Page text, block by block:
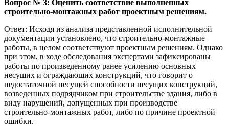
Вопрос № 3: Оценить соответствие выполненных
строительно-монтажных работ проектным решениям.
Ответ: Исходя из анализа представленной исполнительной
документации установлено, что строительно-монтажные
работы, в целом соответствуют проектным решениям. Однако
при этом, в ходе обследования экспертами зафиксированы
работы по произведенному ранее усилению основных
несущих и ограждающих конструкций, что говорит о
недостаточной несущей способности несущих конструкций,
возведенных подрядчиком при строительстве здания, либо в
виду нарушений, допущенных при производстве
строительно-монтажных работ, либо по причине проектной
ошибки.